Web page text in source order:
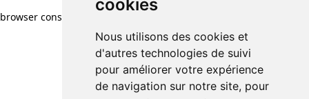
cookies
Nous utilisons des cookies et
d'autres technologies de suivi
pour améliorer votre expérience
de navigation sur notre site, pour
browser console for more information)